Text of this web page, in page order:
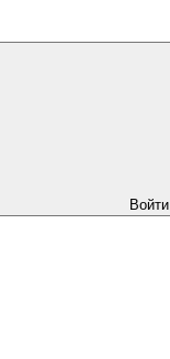
Войти